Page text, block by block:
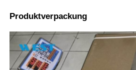
Produktverpackung